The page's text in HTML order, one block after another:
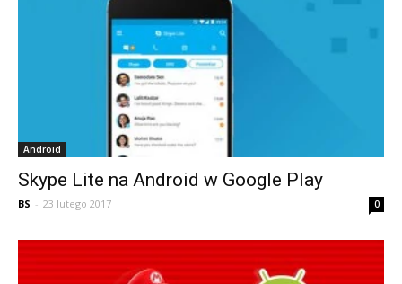
Android
Skype Lite na Android w Google Play
BS - 23 lutego 2017 0